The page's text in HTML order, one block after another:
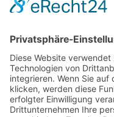
wohnen
Verkaufen
darin wohnen.